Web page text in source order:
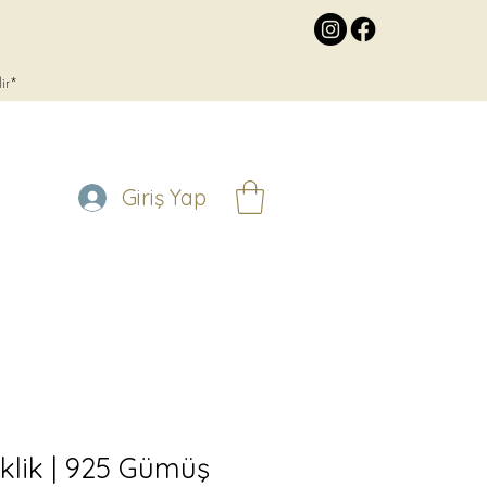
Giriş Yap
| 925 Gümüş